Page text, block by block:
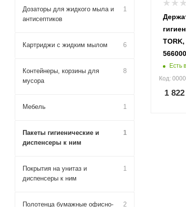
566000
Есть
Код:
1 822
Дозаторы для жидкого мыла и
антисептиков
1
Картриджи с жидким мылом 6
Контейнеры, корзины для
мусора
8
Мебель 1
Пакеты гигиенические и
диспенсеры к ним
1
Покрытия на унитаз и
диспенсеры к ним
1
Полотенца бумажные офисно-
2